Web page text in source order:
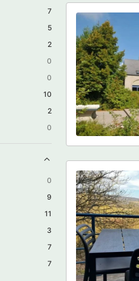
7
5
2
0
0
10
2
0
0
9
11
3
7
7